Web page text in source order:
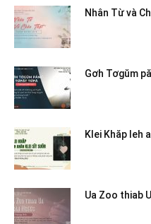
Nhân Từ và
Gơh Tơgŭm
Klei Khăp leh
Ua Zoo thiab